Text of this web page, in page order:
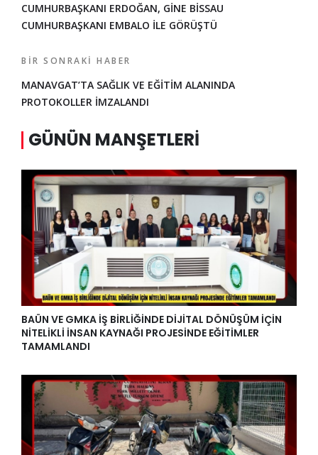
CUMHURBAŞKANI ERDOĞAN, GİNE BİSSAU
CUMHURBAŞKANI EMBALO İLE GÖRÜŞTÜ
BIR SONRAKI HABER
MANAVGAT’TA SAĞLIK VE EĞİTİM ALANINDA
PROTOKOLLER İMZALANDI
GÜNÜN MANŞETLERI
BAÜN VE GMKA İŞ BİRLİĞİNDE DİJİTAL DÖNÜŞÜM İÇİN
NİTELİKLİ İNSAN KAYNAĞI PROJESİNDE EĞİTİMLER
TAMAMLANDI